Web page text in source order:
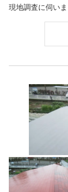
現地調査に伺い
本体から雨漏り